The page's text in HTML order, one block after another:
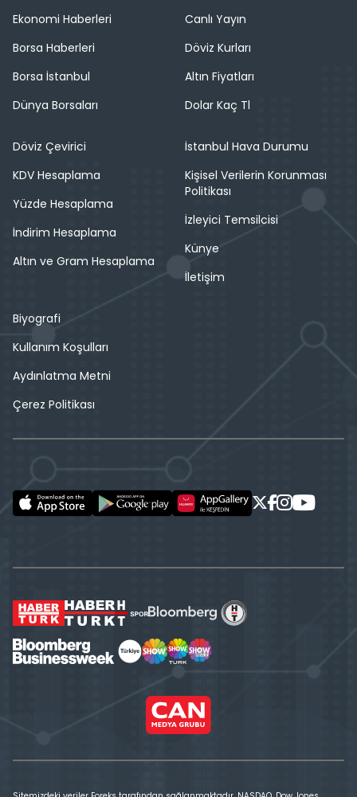
Ekonomi Haberleri
Borsa Haberleri
Borsa İstanbul
Dünya Borsaları
Canlı Yayın
Döviz Kurları
Altın Fiyatları
Dolar Kaç Tl
Döviz Çevirici
KDV Hesaplama
Yüzde Hesaplama
İndirim Hesaplama
Altın ve Gram Hesaplama
İstanbul Hava Durumu
Kişisel Verilerin Korunması
Politikası
İzleyici Temsilcisi
Künye
İletişim
Biyografi
Kullanım Koşulları
Aydınlatma Metni
Çerez Politikası